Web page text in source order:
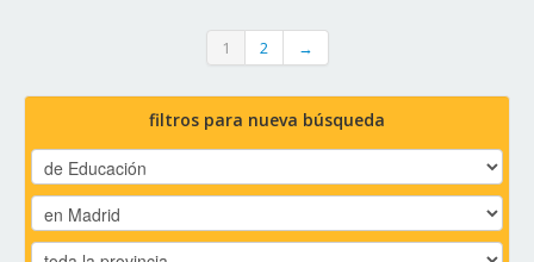
1 2 →
filtros para nueva búsqueda